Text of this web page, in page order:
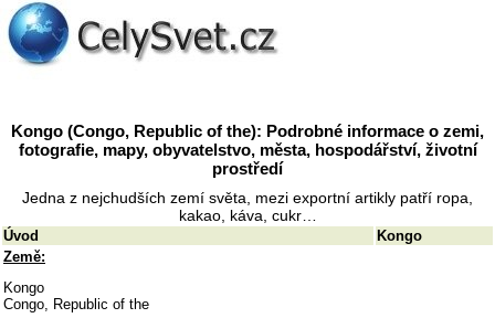
Kongo (Congo, Republic of the): Podrobné informace o zemi,
fotografie, mapy, obyvatelstvo, města, hospodářství, životní
prostředí
Jedna z nejchudších zemí světa, mezi exportní artikly patří ropa,
kakao, káva, cukr…
Úvod
Kongo
Země:
Kongo
Congo, Republic of the